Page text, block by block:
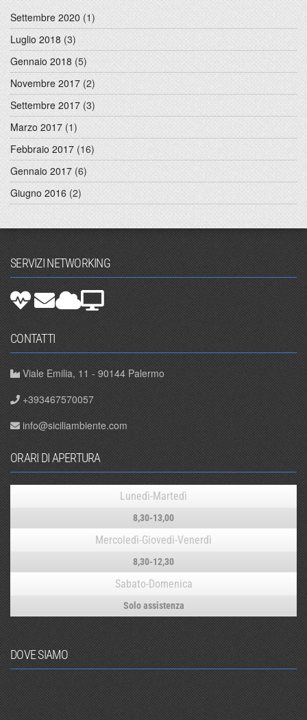
Settembre 2020 (1)
Luglio 2018 (3)
Gennaio 2018 (5)
Novembre 2017 (2)
Settembre 2017 (3)
Marzo 2017 (1)
Febbraio 2017 (16)
Gennaio 2017 (6)
Giugno 2016 (2)
SERVIZI NETWORKING
CONTATTI
Viale Emilia, 11 - 90144 Palermo
+393467570057
info@siciliambiente.com
ORARI DI APERTURA
Lunedì-Martedì
8,30-13,00
Mercoledì-Giovedì-Venerdì
8,30-12,30
Sabato-Domenica
Solo assistenza
DOVE SIAMO